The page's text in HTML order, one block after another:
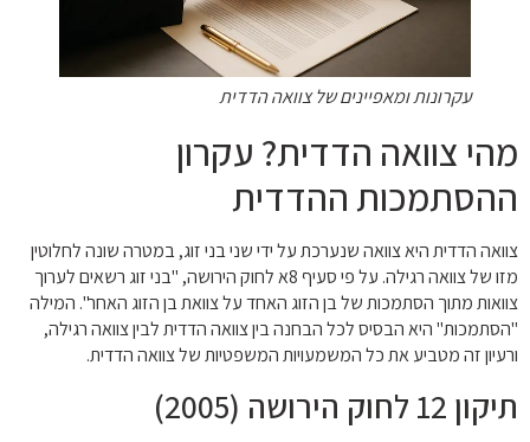
עקרונות ומאפיינים של צוואה הדדית
מהי צוואה הדדית? עקרון
ההסתמכות ההדדית
צוואה הדדית היא צוואה שנערכת על ידי שני בני זוג, במטרה שונה לחלוטין
מזו של צוואה רגילה. על פי סעיף 8א לחוק הירושה, "בני זוג רשאים לערוך
צוואות מתוך הסתמכות של בן הזוג האחד על צוואת בן הזוג האחר". המילה
"הסתמכות" היא הבסיס לכל הבחנה בין צוואה הדדית לבין צוואה רגילה,
ורעיון זה מטביע את כל המשמעויות המשפטיות של צוואה הדדית.
תיקון 12 לחוק הירושה (2005)